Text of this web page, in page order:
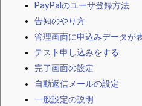
PayPalのユーザ登録方法
告知のやり方
管理画面に申込みデータが
テスト申し込みをする
完了画面の設定
自動返信メールの設定
一般設定の説明